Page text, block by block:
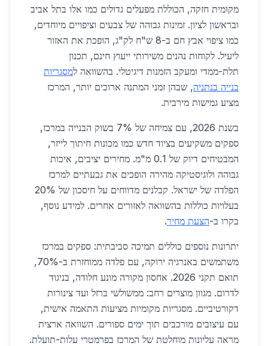
מקומית חזקה, הכוללת מפעלים גדולים כמו אלו בתל אביב
ובראשון לציון. זמינות גבוהה של צבעים וציפויים מיוחדים,
כמו ציפוי אבץ חם ב-8 ש"ח לק"ג, הופכת את האזור
ליעיל. לקוחות נהנים משירותי ייעוץ חינם, תכנון
תלת-ממדי ומעקב הזמנות דיגיטלי. בהשוואה למסגריות
בנייה בנתניה, שבהן זמני המתנה ארוכים יותר, המרכז
מציע גמישות מירבית.
בשנת 2026, עם צמיחה של 7% בשוק הבנייה במרכז,
ספקים משקיעים בציוד חדש כמו מכונות חיתוך לייזר,
המבטיחים דיוק של 0.1 מ"מ. מחירים יציבים, איכות
גבוהה ולוגיסטיקה מהירה הופכים את גבעתיים למרכז
הפלדה של ישראל. קבלנים מדווחים על חיסכון של 20%
בעלויות כוללות בהשוואה לאזורים אחרים. למידע נוסף,
בקרו ב-הצעת מחיר.
יתרונות נוספים כוללים תמיכה סביבתית: ספקים במרכז
משתמשים באנרגיה ירוקה, עם פלדה ממוחזרת ב-70%,
תואם תקני 2026. אחסון מקורה מונע חלודה, בניגוד
לדרום. מגוון מוצרים רחב: ממשולשי ברזל ועד צינורות
דקורטיביים. מסגריות מקומיות מציעות התאמה אישית,
עם עיצובים מורכבים תוך ימים ספורים. השוואה ארצית
מראה עליונות מוחלטת של המרכז בפרמטרי עלות-תועלת.